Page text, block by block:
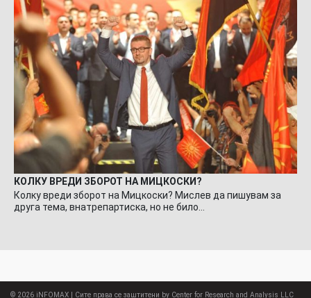
КОЛКУ ВРЕДИ ЗБОРОТ НА МИЦКОСКИ?
Колку вреди зборот на Мицкоски? Мислев да пишувам за
друга тема, внатрепартиска, но не било…
© 2026 iNFOMAX | Сите права се заштитени by Center for Research and Analysis LLC